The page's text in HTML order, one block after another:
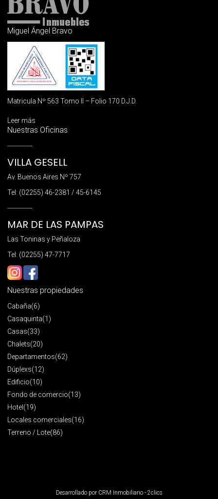
Miguel Ángel Bravo
Matricula Nº 563 Tomo II – Folio 170 D.J.D.
Leer más
Nuestras Oficinas
-------------
VILLA GESELL
Av. Buenos Aires Nº 757
Tel: (02255) 46-2381 / 45-6145
-------------
MAR DE LAS PAMPAS
Las Toninas y Peñaloza
Tel: (02255) 47-7717
Nuestras propiedades
Cabaña(6)
Casaquinta(1)
Casas(33)
Chalets(20)
Departamentos(62)
Dúplexs(12)
Edificio(10)
Fondo de comercio(13)
Hotel (19)
Locales comerciales(16)
Terreno / Lote(86)
Desarrollado por CRM Inmobiliario - 2clics